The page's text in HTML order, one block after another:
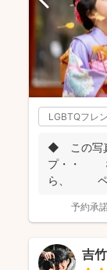
LGBTQフレ
◆ この写
プ・・ な
ら、 ペー
予約承
吉